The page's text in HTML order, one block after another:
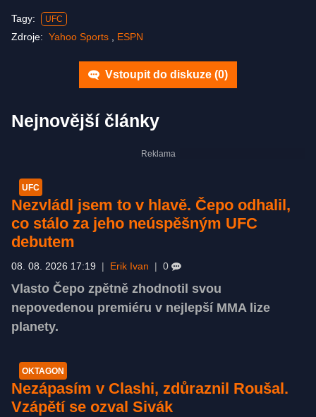
Tagy: UFC
Zdroje: Yahoo Sports ESPN
Vstoupit do diskuze (0)
Nejnovější články
UFC
Nezvládl jsem to v hlavě. Čepo odhalil,
co stálo za jeho neúspěšným UFC
debutem
08. 08. 2026 17:19 Erik Ivan 0
Vlasto Čepo zpětně zhodnotil svou
nepovedenou premiéru v nejlepší MMA lize
planety.
OKTAGON
Nezápasím v Clashi, zdůraznil Roušal.
Vzápětí se ozval Sivák